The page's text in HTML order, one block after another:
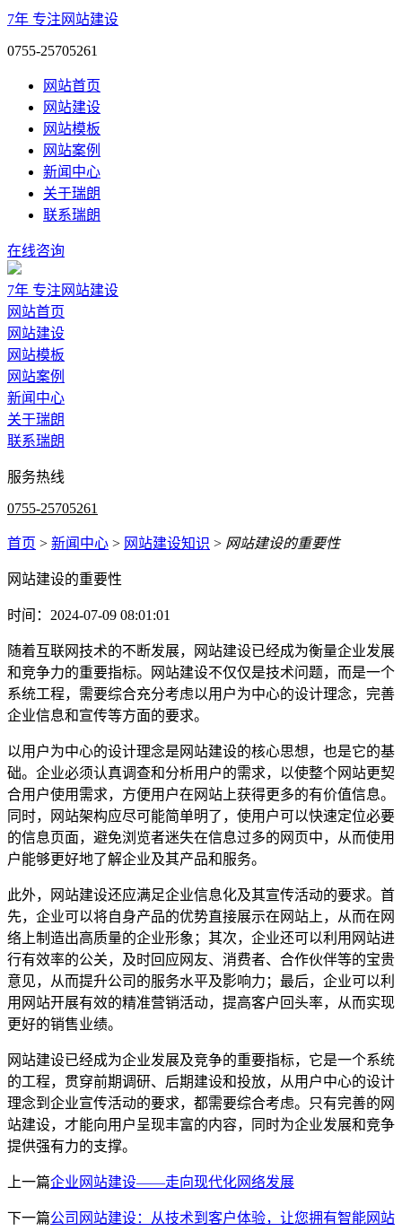
7年 专注网站建设
0755-25705261
网站首页
网站建设
网站模板
网站案例
新闻中心
关于瑞朗
联系瑞朗
在线咨询
7年 专注网站建设
网站首页
网站建设
网站模板
网站案例
新闻中心
关于瑞朗
联系瑞朗
服务热线
0755-25705261
首页 > 新闻中心 > 网站建设知识 > 网站建设的重要性
网站建设的重要性
时间：2024-07-09 08:01:01
随着互联网技术的不断发展，网站建设已经成为衡量企业发展
和竞争力的重要指标。网站建设不仅仅是技术问题，而是一个
系统工程，需要综合充分考虑以用户为中心的设计理念，完善
企业信息和宣传等方面的要求。
以用户为中心的设计理念是网站建设的核心思想，也是它的基
础。企业必须认真调查和分析用户的需求，以使整个网站更契
合用户使用需求，方便用户在网站上获得更多的有价值信息。
同时，网站架构应尽可能简单明了，使用户可以快速定位必要
的信息页面，避免浏览者迷失在信息过多的网页中，从而使用
户能够更好地了解企业及其产品和服务。
此外，网站建设还应满足企业信息化及其宣传活动的要求。首
先，企业可以将自身产品的优势直接展示在网站上，从而在网
络上制造出高质量的企业形象；其次，企业还可以利用网站进
行有效率的公关，及时回应网友、消费者、合作伙伴等的宝贵
意见，从而提升公司的服务水平及影响力；最后，企业可以利
用网站开展有效的精准营销活动，提高客户回头率，从而实现
更好的销售业绩。
网站建设已经成为企业发展及竞争的重要指标，它是一个系统
的工程，贯穿前期调研、后期建设和投放，从用户中心的设计
理念到企业宣传活动的要求，都需要综合考虑。只有完善的网
站建设，才能向用户呈现丰富的内容，同时为企业发展和竞争
提供强有力的支撑。
上一篇企业网站建设——走向现代化网络发展
下一篇公司网站建设：从技术到客户体验，让您拥有智能网站